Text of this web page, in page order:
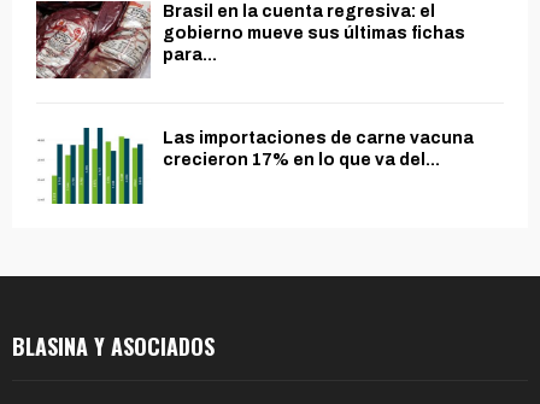
Brasil en la cuenta regresiva: el
gobierno mueve sus últimas fichas
para...
Las importaciones de carne vacuna
crecieron 17% en lo que va del...
BLASINA Y ASOCIADOS